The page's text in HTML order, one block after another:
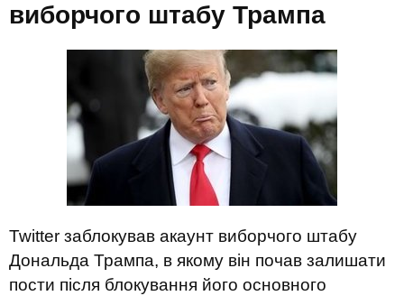
виборчого штабу Трампа
Twitter заблокував акаунт виборчого штабу
Дональда Трампа, в якому він почав залишати
пости після блокування його основного